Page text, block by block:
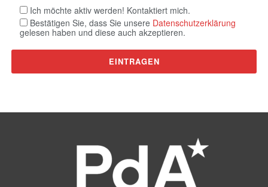
Ich möchte aktiv werden! Kontaktiert mich.
Bestätigen Sie, dass Sie unsere Datenschutzerklärung
gelesen haben und diese auch akzeptieren.